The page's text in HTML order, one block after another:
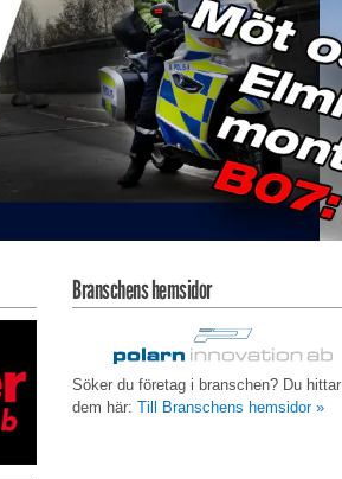
Branschens hemsidor
Söker du företag i branschen? Du hittar
dem här: Till Branschens hemsidor »